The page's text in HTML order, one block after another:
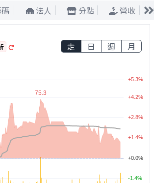
法人 分點 營收
走 日 週 月